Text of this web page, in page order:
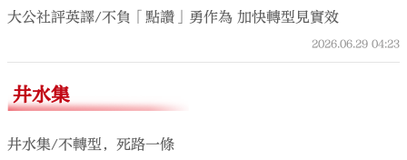
大公社評英譯/不負「點讚」勇作為 加快轉型見實效
2026.06.29 04:23
井水集
井水集/不轉型，死路一條